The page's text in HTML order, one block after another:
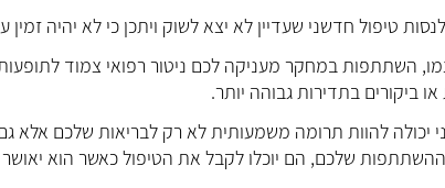
טיפול חדשני שעדיין לא יצא לשוק ויתכן כי לא יהיה
השתתפות במחקר מעניקה לכם ניטור רפואי צמוד
ביקורים בתדירות גבוהה יותר.
להוות תרומה משמעותית לא רק לבריאות שלכם אלא גם
שלכם, הם יוכלו לקבל את הטיפול כאשר הוא